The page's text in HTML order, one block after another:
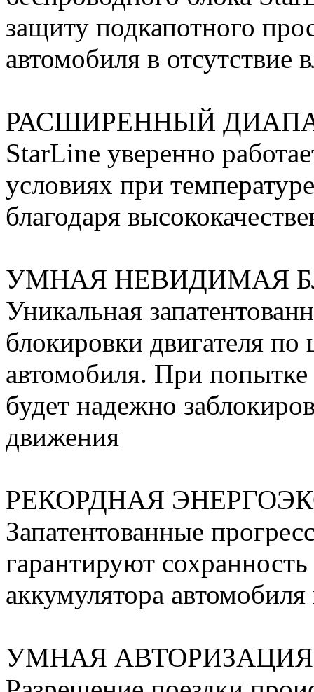
защиту подкапотного
автомобиля в отсутствие
РАСШИРЕННЫЙ
StarLine уверенно
условиях при
благодаря
УМНАЯ НЕВИДИМАЯ
Уникальная
блокировки двигателя
автомобиля. При попытке
будет надежно
движения
РЕКОРДНАЯ
Запатентованные
гарантируют сохранность
аккумулятора
УМНАЯ АВТОРИЗАЦИЯ